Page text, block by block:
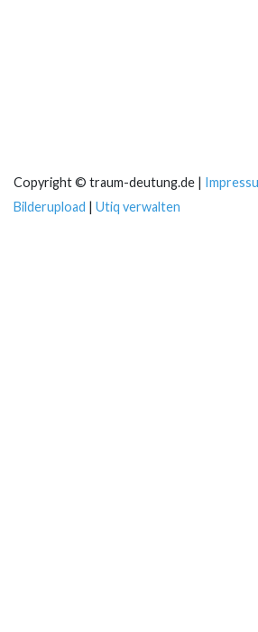
Copyright © traum-deutung.de |
Bilderupload | Utiq verwalten